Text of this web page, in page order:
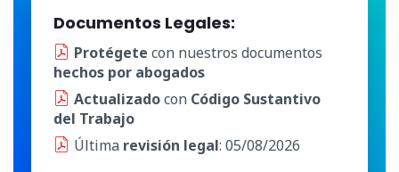
Documentos Legales:
Protégete con nuestros documentos
hechos por abogados
Actualizadocon Código Sustantivo
del Trabajo
Última revisión legal: 05/08/2026